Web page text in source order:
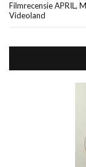
Filmrecensie APRIL,
Videoland